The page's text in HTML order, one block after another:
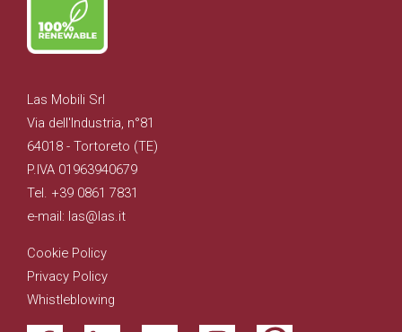
Las Mobili Srl
Via dell'Industria, n°81
64018 - Tortoreto (TE)
P.IVA 01963940679
Tel. +39 0861 7831
e-mail: las@las.it
Cookie Policy
Privacy Policy
Whistleblowing